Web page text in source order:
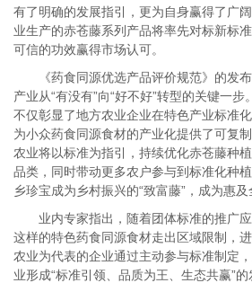
有了明确的发展指引，更为自身赢得了广
业生产的赤苍藤系列产品将率先对标新标
可信的功效赢得市场认可。
《药食同源优选产品评价规范》的发
产业从“有没有”向“好不好”转型的关键一步
不仅彰显了地方农业企业在特色产业标准
为小众药食同源食材的产业化提供了可复
农业将以标准为指引，持续优化赤苍藤种
品类，同时带动更多农户参与到标准化种
乡珍宝成为乡村振兴的“致富藤”，成为惠及
业内专家指出，随着团体标准的推广
这样的特色药食同源食材走出区域限制，
农业为代表的企业通过主动参与标准制定
业形成“标准引领、品质为王、生态共赢”